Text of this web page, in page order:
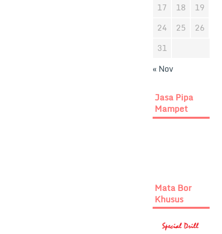
17
18 19
24
25 26
31
« Nov
Jasa Pipa
Mampet
Mata Bor
Khusus